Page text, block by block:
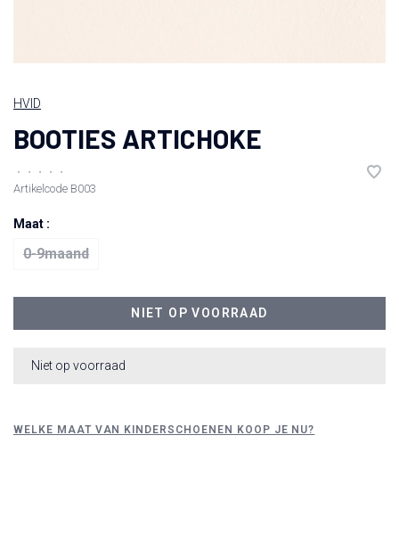
HVID
BOOTIES ARTICHOKE
• • • •
•
Artikelcode B003
Maat :
0-9maand
NIET OP VOORRAAD
Niet op voorraad
WELKE MAAT VAN KINDERSCHOENEN KOOP JE NU?